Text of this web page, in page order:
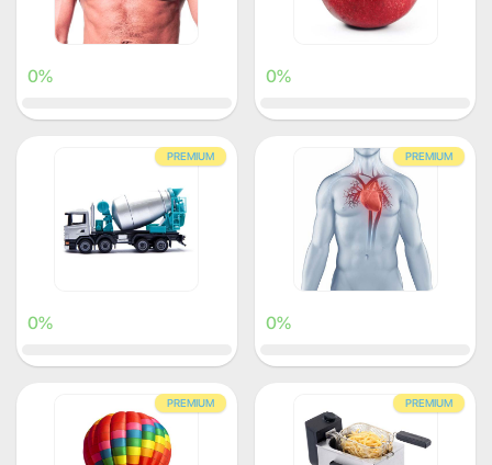
0% 0%
PREMIUM
0%
PREMIUM
0%
PREMIUM PREMIUM